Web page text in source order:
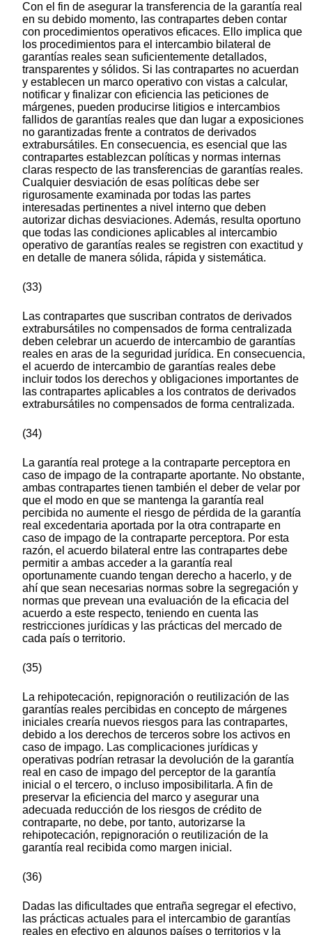
Con el fin de asegurar la transferencia de la garantía real
en su debido momento, las contrapartes deben contar
con procedimientos operativos eficaces. Ello implica que
los procedimientos para el intercambio bilateral de
garantías reales sean suficientemente detallados,
transparentes y sólidos. Si las contrapartes no acuerdan
y establecen un marco operativo con vistas a calcular,
notificar y finalizar con eficiencia las peticiones de
márgenes, pueden producirse litigios e intercambios
fallidos de garantías reales que dan lugar a exposiciones
no garantizadas frente a contratos de derivados
extrabursátiles. En consecuencia, es esencial que las
contrapartes establezcan políticas y normas internas
claras respecto de las transferencias de garantías reales.
Cualquier desviación de esas políticas debe ser
rigurosamente examinada por todas las partes
interesadas pertinentes a nivel interno que deben
autorizar dichas desviaciones. Además, resulta oportuno
que todas las condiciones aplicables al intercambio
operativo de garantías reales se registren con exactitud y
en detalle de manera sólida, rápida y sistemática.
(33)
Las contrapartes que suscriban contratos de derivados
extrabursátiles no compensados de forma centralizada
deben celebrar un acuerdo de intercambio de garantías
reales en aras de la seguridad jurídica. En consecuencia,
el acuerdo de intercambio de garantías reales debe
incluir todos los derechos y obligaciones importantes de
las contrapartes aplicables a los contratos de derivados
extrabursátiles no compensados de forma centralizada.
(34)
La garantía real protege a la contraparte perceptora en
caso de impago de la contraparte aportante. No obstante,
ambas contrapartes tienen también el deber de velar por
que el modo en que se mantenga la garantía real
percibida no aumente el riesgo de pérdida de la garantía
real excedentaria aportada por la otra contraparte en
caso de impago de la contraparte perceptora. Por esta
razón, el acuerdo bilateral entre las contrapartes debe
permitir a ambas acceder a la garantía real
oportunamente cuando tengan derecho a hacerlo, y de
ahí que sean necesarias normas sobre la segregación y
normas que prevean una evaluación de la eficacia del
acuerdo a este respecto, teniendo en cuenta las
restricciones jurídicas y las prácticas del mercado de
cada país o territorio.
(35)
La rehipotecación, repignoración o reutilización de las
garantías reales percibidas en concepto de márgenes
iniciales crearía nuevos riesgos para las contrapartes,
debido a los derechos de terceros sobre los activos en
caso de impago. Las complicaciones jurídicas y
operativas podrían retrasar la devolución de la garantía
real en caso de impago del perceptor de la garantía
inicial o el tercero, o incluso imposibilitarla. A fin de
preservar la eficiencia del marco y asegurar una
adecuada reducción de los riesgos de crédito de
contraparte, no debe, por tanto, autorizarse la
rehipotecación, repignoración o reutilización de la
garantía real recibida como margen inicial.
(36)
Dadas las dificultades que entraña segregar el efectivo,
las prácticas actuales para el intercambio de garantías
reales en efectivo en algunos países o territorios y la